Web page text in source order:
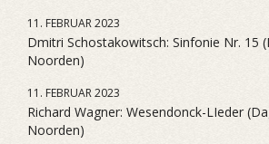
11. FEBRUAR 2023
Dmitri Schostakowitsch: Sinfonie Nr. 15
Noorden)
11. FEBRUAR 2023
Richard Wagner: Wesendonck-LIeder
Noorden)